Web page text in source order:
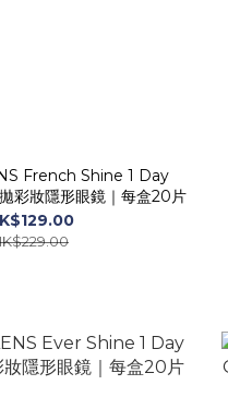
French Shine 1 Day
彩妝隱形眼鏡｜每盒20片